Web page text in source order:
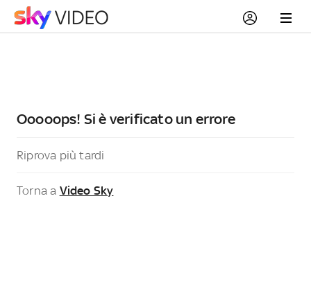
Ooooops! Si è verificato un errore
Riprova più tardi
Torna a Video Sky